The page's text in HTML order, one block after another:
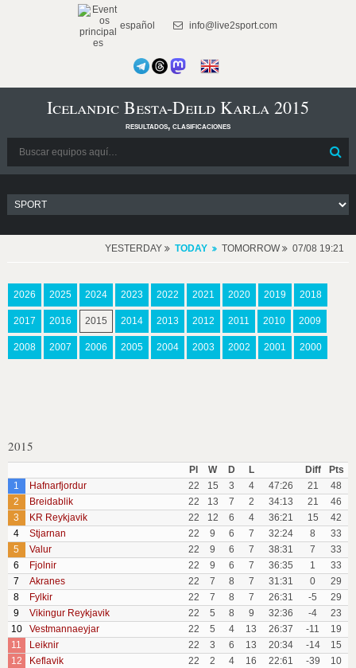
español info@live2sport.com
Icelandic Besta-Deild Karla 2015
resultados, clasificaciones
YESTERDAY TODAY TOMORROW 07/08 19:21
2026 2025 2024 2023 2022 2021 2020 2019 2018
2017 2016 2015 2014 2013 2012 2011 2010 2009
2008 2007 2006 2005 2004 2003 2002 2001 2000
2015
Pl W D L Diff
Pts
1
Hafnarfjordur 22 15 3 4 47:26 21
48
2
Breidablik 22 13 7 2 34:13 21
46
3
KR Reykjavik 22 12 6 4 36:21 15
42
4
Stjarnan 22 9 6 7 32:24 8
33
5
Valur 22 9 6 7 38:31 7
33
6
Fjolnir 22 9 6 7 36:35 1
33
7
Akranes 22 7 8 7 31:31 0
29
8
Fylkir 22 7 8 7 26:31 -5
29
9
Vikingur Reykjavik 22 5 8 9 32:36 -4
23
10
Vestmannaeyjar 22 5 4 13 26:37 -11
19
11
Leiknir 22 3 6 13 20:34 -14
15
12
Keflavik 22 2 4 16 22:61 -39 10